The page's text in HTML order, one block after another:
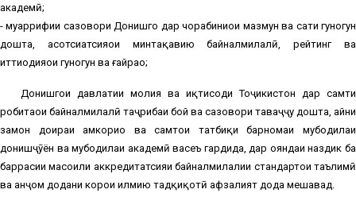
академӣ;
- муаррифии сазовори Донишгоҳ дар чорабиниҳои мазмун ва сатҳи гуногун
дошта, асотсиатсияҳои минтақавию байналмилалӣ, рейтинг ва
иттиҳодияҳои гуногун ва ғайраҳо;
Донишгоҳи давлатии молия ва иқтисоди Тоҷикистон дар самти
робитаҳои байналмилалӣ таҷрибаи бой ва сазовори таваҷҷуҳ дошта, айни
замон доираи ҳамкориҳо ва самтҳои татбиқи барномаи мубодилаи
донишҷӯён ва мубодилаи академӣ васеъ гардида, дар ояндаи наздик ба
баррасии масоили аккредитатсияи байналмилалии стандартҳои таълимӣ
ва анҷом додани корҳои илмию тадқиқотӣ афзалият дода мешавад.